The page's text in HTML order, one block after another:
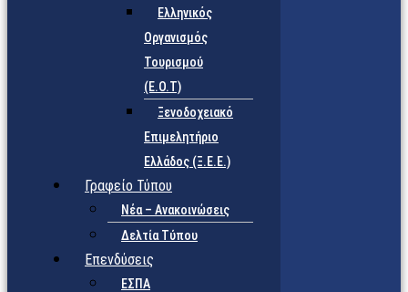
Eλληνικός
Οργανισμός
Τουρισμού
(Ε.Ο.Τ)
Ξενοδοχειακό
Επιμελητήριο
Ελλάδος (Ξ.Ε.Ε.)
Γραφείο Τύπου
Νέα – Ανακοινώσεις
Δελτία Τύπου
Επενδύσεις
ΕΣΠΑ